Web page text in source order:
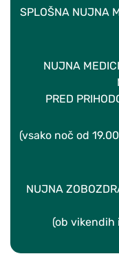
SPLOŠNA NUJNA
NUJNA
PRED
(vsako noč od
NUJNA
(ob vikendih